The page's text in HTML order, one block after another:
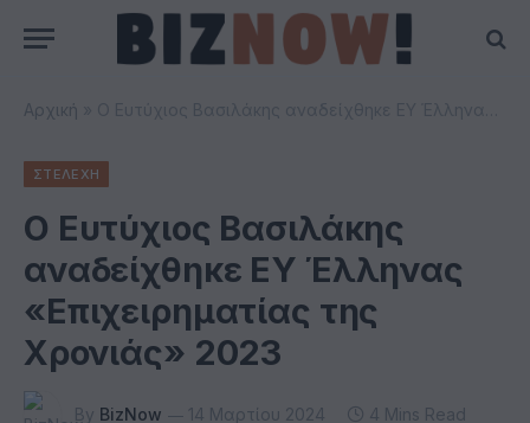
Αρχική
ΣΤΕΛΕΧΗ
Ο Ευτύχιος Βασιλάκης
αναδείχθηκε EY Έλληνας
«Επιχειρηματίας της
Χρονιάς» 2023
By BizNow 14 Μαρτίου 2024 4 Mins Read